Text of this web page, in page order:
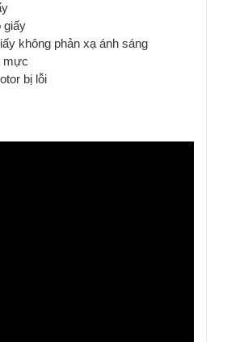
giấy
không phản xạ ánh sáng
mực
bị lỗi